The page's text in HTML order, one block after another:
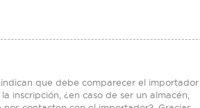
que debe comparecer el importador
inscripción, ¿en caso de ser un almacén,